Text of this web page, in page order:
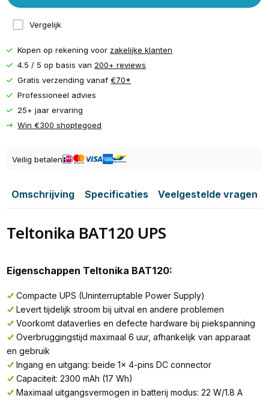
Vergelijk
Kopen op rekening voor zakelijke klanten
4.5 / 5 op basis van 200+ reviews
Gratis verzending vanaf€70*
Professioneel advies
25+ jaar ervaring
Win €300 shoptegoed
Veilig betalen
Omschrijving Specificaties Veelgestelde vragen
Teltonika BAT120 UPS
Eigenschappen Teltonika BAT120:
Compacte UPS (Uninterruptable Power Supply)
Levert tijdelijk stroom bij uitval en andere problemen
Voorkomt dataverlies en defecte hardware bij piekspanning
Overbruggingstijd maximaal 6 uur, afhankelijk van apparaat
en gebruik
Ingang en uitgang: beide 1x 4-pins DC connector
Capaciteit: 2300 mAh (17 Wh)
Maximaal uitgangsvermogen in batterij modus: 22 W/1.8 A